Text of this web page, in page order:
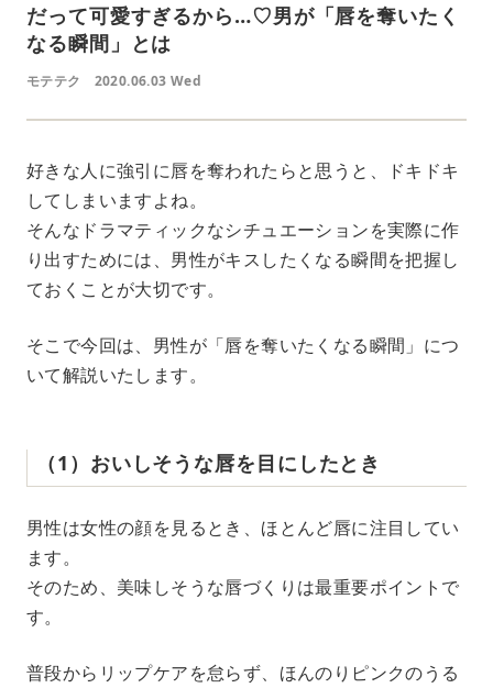
だって可愛すぎるから…♡男が「唇を奪いたく
なる瞬間」とは
モテテク 2020.06.03 Wed
好きな人に強引に唇を奪われたらと思うと、ドキドキ
してしまいますよね。
そんなドラマティックなシチュエーションを実際に作
り出すためには、男性がキスしたくなる瞬間を把握し
ておくことが大切です。
そこで今回は、男性が「唇を奪いたくなる瞬間」につ
いて解説いたします。
（1）おいしそうな唇を目にしたとき
男性は女性の顔を見るとき、ほとんど唇に注目してい
ます。
そのため、美味しそうな唇づくりは最重要ポイントで
す。
普段からリップケアを怠らず、ほんのりピンクのうる